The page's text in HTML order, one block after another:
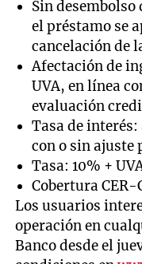
Sin
el préstamo se
cancelación de
Afectación de
UVA, en línea
evaluación
Tasa de
con o sin ajuste
Tasa: 10% +
Cobertura CER-
Los usuarios
operación en
Banco desde el